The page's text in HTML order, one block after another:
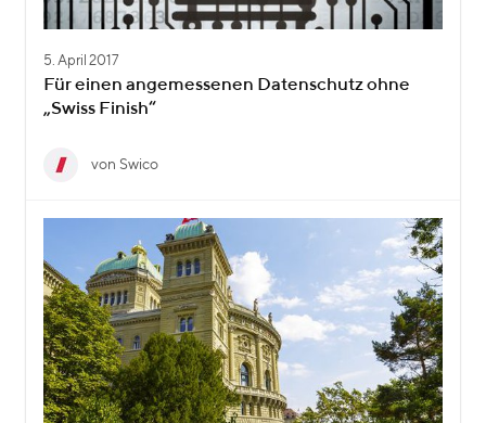
5. April 2017
Für einen angemessenen Datenschutz ohne
„Swiss Finish“
von Swico